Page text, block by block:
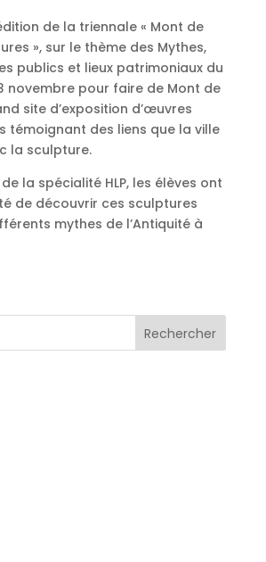
de la triennale « Mont de
», sur le thème des Mythes,
publics et lieux patrimoniaux du
novembre pour faire de Mont de
site d’exposition d’œuvres
témoignant des liens que la ville
la sculpture.
la spécialité HLP, les élèves ont
de découvrir ces sculptures
mythes de l’Antiquité à